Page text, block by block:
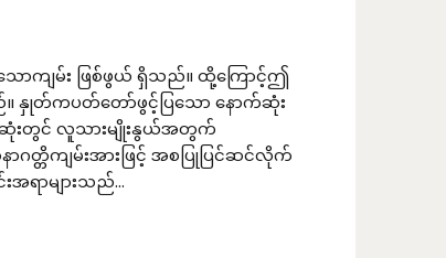
ောကျမ်း ဖြစ်ဖွယ် ရှိသည်။ ထို့ကြောင့်ဤ
နှုတ်ကပတ်တော်ဖွင့်ပြသော နောက်ဆုံး
းတွင် လူသားမျိုးနွယ်အတွက်
တ္တိကျမ်းအားဖြင့် အစပြုပြင်ဆင်လိုက်
အရာများသည်...